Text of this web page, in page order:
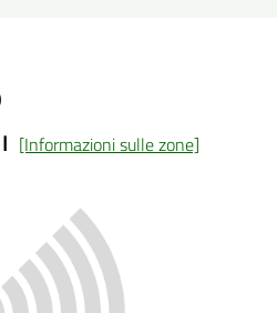
I [Informazioni sulle zone]